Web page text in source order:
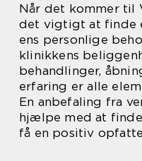
Når det kommer til
det vigtigt at finde
ens personlige
klinikkens
behandlinger,
erfaring er alle
En anbefaling fra
hjælpe med at finde
få en positiv